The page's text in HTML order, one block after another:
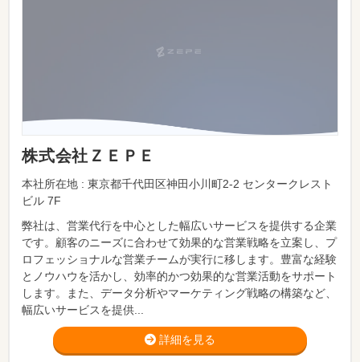
株式会社ＺＥＰＥ
本社所在地 : 東京都千代田区神田小川町2-2 センタークレスト
ビル 7F
弊社は、営業代行を中心とした幅広いサービスを提供する企業
です。顧客のニーズに合わせて効果的な営業戦略を立案し、プ
ロフェッショナルな営業チームが実行に移します。豊富な経験
とノウハウを活かし、効率的かつ効果的な営業活動をサポート
します。また、データ分析やマーケティング戦略の構築など、
幅広いサービスを提供...
詳細を見る